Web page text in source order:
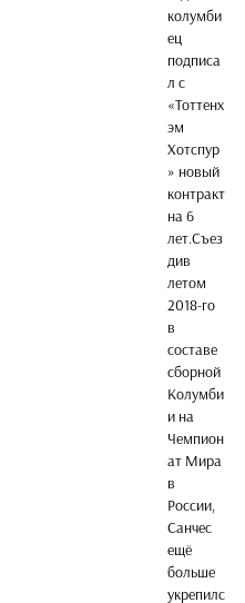
колумби
ец
подписа
л с
«Тоттенх
эм
Хотспур
» новый
контракт
на 6
лет.Съез
див
летом
2018-го
в
составе
сборной
Колумби
и на
Чемпион
ат Мира
в
России,
Санчес
ещё
больше
укрепилс